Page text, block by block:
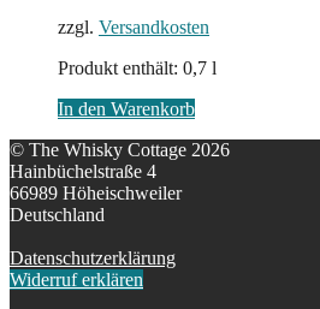
zzgl. Versandkosten
Produkt enthält: 0,7 l
In den Warenkorb
© The Whisky Cottage 2026
Hainbüchelstraße 4
66989 Höheischweiler
Deutschland
Datenschutzerklärung
Widerruf erklären